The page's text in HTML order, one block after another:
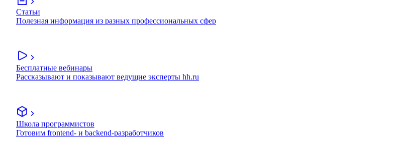
Статьи
Полезная информация из разных профессиональных сфер
Бесплатные вебинары
Рассказывают и показывают ведущие эксперты hh.ru
Школа программистов
Готовим frontend- и backend-разработчиков